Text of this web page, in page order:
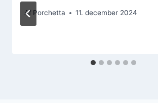
Af Porchetta 11. december 2024